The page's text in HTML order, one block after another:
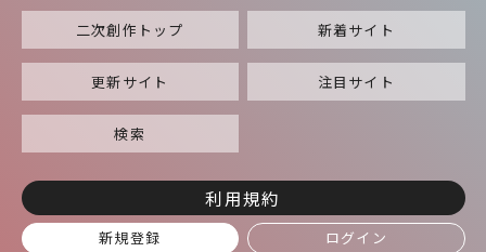
二次創作トップ 新着サイト
更新サイト 注目サイト
検索
利用規約
新規登録
ログイン